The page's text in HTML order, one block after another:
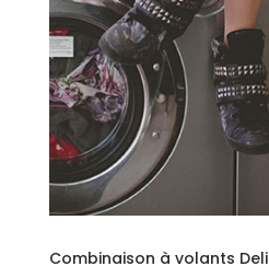
Combinaison à volants Deli